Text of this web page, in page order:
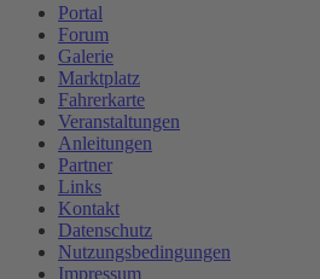
Portal
Forum
Galerie
Marktplatz
Fahrerkarte
Veranstaltungen
Anleitungen
Partner
Links
Kontakt
Datenschutz
Nutzungsbedingungen
Impressum